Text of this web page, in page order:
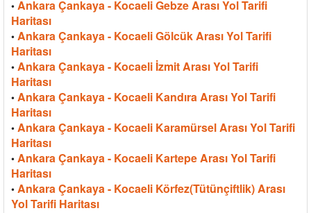
• Ankara Çankaya - Kocaeli Gebze Arası Yol Tarifi
Haritası
• Ankara Çankaya - Kocaeli Gölcük Arası Yol Tarifi
Haritası
• Ankara Çankaya - Kocaeli İzmit Arası Yol Tarifi
Haritası
• Ankara Çankaya - Kocaeli Kandıra Arası Yol Tarifi
Haritası
• Ankara Çankaya - Kocaeli Karamürsel Arası Yol Tarifi
Haritası
• Ankara Çankaya - Kocaeli Kartepe Arası Yol Tarifi
Haritası
• Ankara Çankaya - Kocaeli Körfez(Tütünçiftlik) Arası
Yol Tarifi Haritası